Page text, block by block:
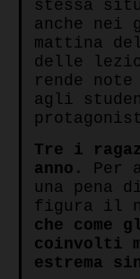
stessa
anche nei
mattina
delle
rende
agli
Tre i
anno . Per
una pena
figura il
che
coinvolti
estrema